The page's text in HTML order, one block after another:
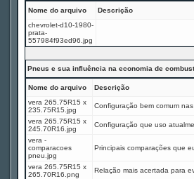
Nome do arquivo
Descrição
chevrolet-d10-1980-
prata-
557984f93ed96.jpg
Pneus e sua influência na economia de
Nome do arquivo
Descrição
vera 265.75R15 x
235.75R15.jpg
Configuração bem comum nas
vera 265.75R15 x
245.70R16.jpg
Configuração que uso
vera -
comparacoes
pneu.jpg
Principais comparações que
vera 265.75R15 x
265.70R16.png
Relação mais acertada para